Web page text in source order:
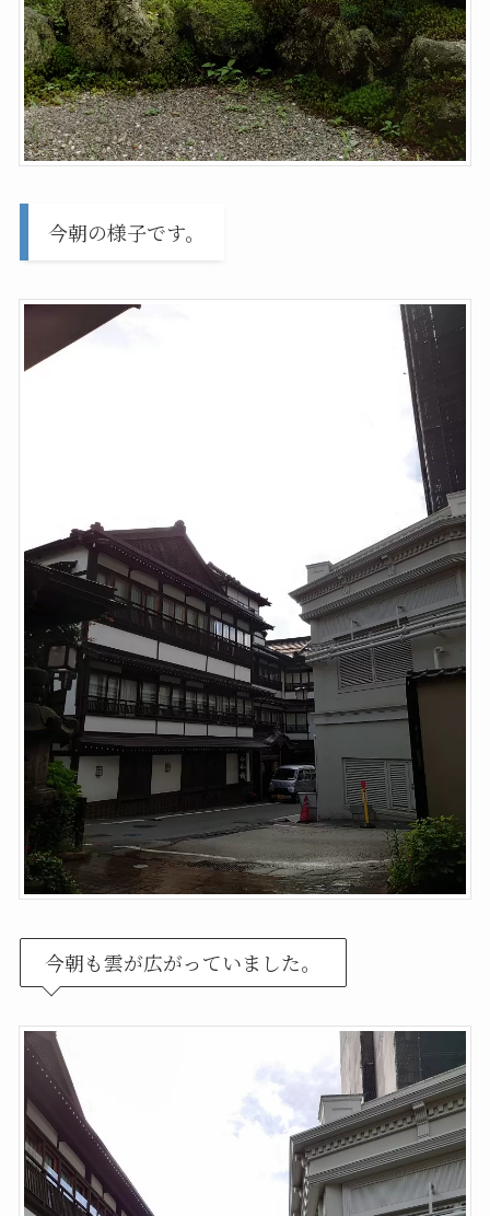
今朝の様子です。
今朝も雲が広がっていました。